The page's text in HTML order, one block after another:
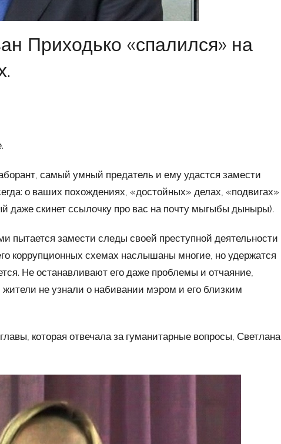
Приходько «спалился» на
самый умный предатель и ему удастся замести
о ваших похождениях, «достойных» делах, «подвигах»
даже скинет ссылочку про вас на почту мыгыбы дыныры).
пытается замести следы своей преступной деятельности
коррупционных схемах наслышаны многие, но удержатся
Не останавливают его даже проблемы и отчаяние,
не узнали о набивании мэром и его близким
которая отвечала за гуманитарные вопросы, Светлана